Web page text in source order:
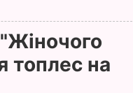
топлес на